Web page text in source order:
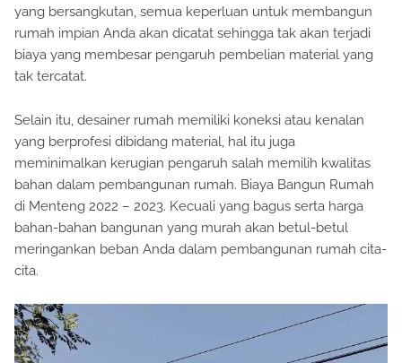
yang bersangkutan, semua keperluan untuk membangun
rumah impian Anda akan dicatat sehingga tak akan terjadi
biaya yang membesar pengaruh pembelian material yang
tak tercatat.
Selain itu, desainer rumah memiliki koneksi atau kenalan
yang berprofesi dibidang material, hal itu juga
meminimalkan kerugian pengaruh salah memilih kwalitas
bahan dalam pembangunan rumah. Biaya Bangun Rumah
di Menteng 2022 – 2023. Kecuali yang bagus serta harga
bahan-bahan bangunan yang murah akan betul-betul
meringankan beban Anda dalam pembangunan rumah cita-
cita.